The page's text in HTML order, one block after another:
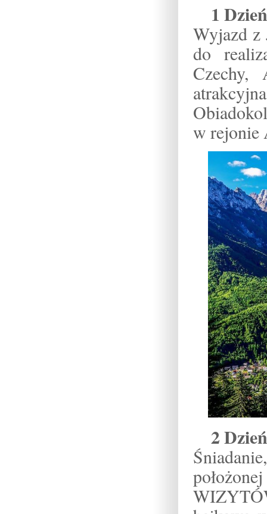
1 Dzień
Wyjazd z
do
Czechy,
w rejonie
2 Dzień